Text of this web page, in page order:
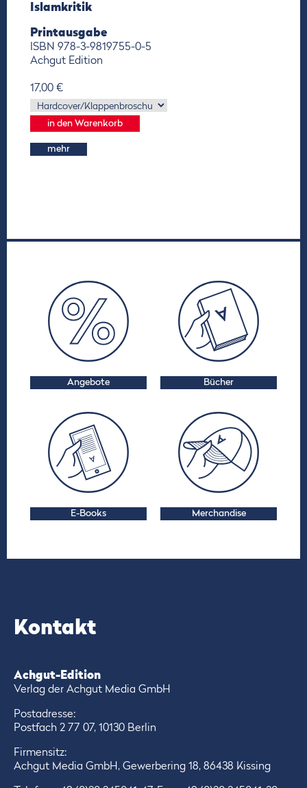
Islamkritik
Printausgabe
ISBN 978-3-9819755-0-5
Achgut Edition
17,00 €
mehr
Angebote Bücher
E-Books Merchandise
Kontakt
Achgut-Edition
Verlag der Achgut Media GmbH
Postadresse:
Postfach 2 77 07, 10130 Berlin
Firmensitz:
Achgut Media GmbH, Gewerbering 18, 86438 Kissing